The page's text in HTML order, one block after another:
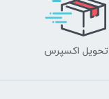
تحویل اکسپرس